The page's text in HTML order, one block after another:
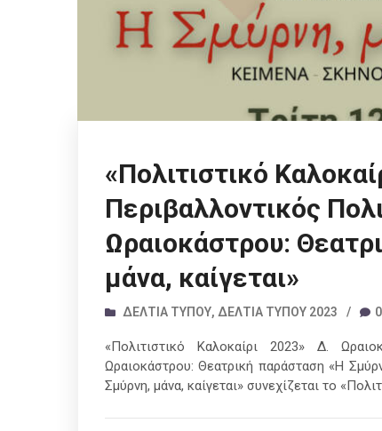
«Πολιτιστικό
Περιβαλλοντικός
Ωραιοκάστρου:
μάνα, καίγεται»
ΔΕΛΤΊΑ ΤΎΠΟΥ, ΔΕΛΤΊΑ ΤΎΠΟΥ 2023 /
«Πολιτιστικό Καλοκαίρι 2023» Δ.
Ωραιοκάστρου: Θεατρική παράσταση «Η
Σμύρνη, μάνα, καίγεται» συνεχίζεται το